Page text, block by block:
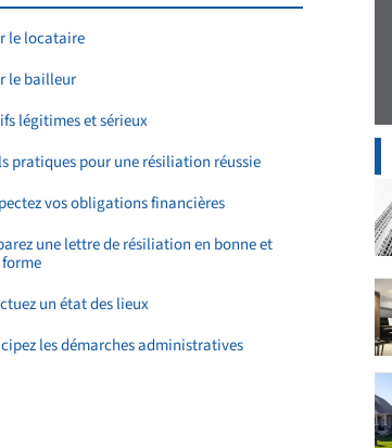
le locataire
le bailleur
légitimes et sérieux
pratiques pour une résiliation réussie
vos obligations financières
une lettre de résiliation en bonne et
un état des lieux
les démarches administratives